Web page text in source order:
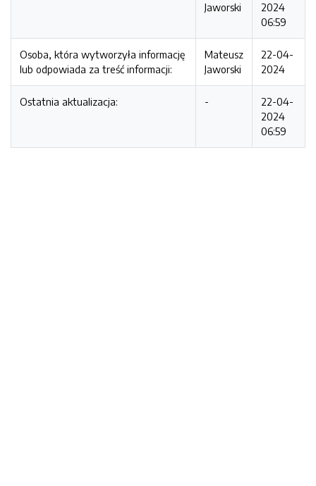
Jaworski
2024
06:59
Osoba, która wytworzyła informację
lub odpowiada za treść informacji:
Mateusz
Jaworski
22-04-
2024
Ostatnia aktualizacja: -
22-04-
2024
06:59